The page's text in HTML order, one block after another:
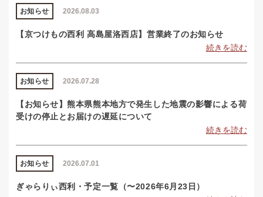
2026.08.03
お知らせ
【京つけもの西利 高島屋洛西店】営業終了のお知らせ
続きを読む
2026.07.28
お知らせ
【お知らせ】熊本県熊本地方で発生した地震の影響による荷
受けの停止とお届けの遅延について
続きを読む
2026.07.01
お知らせ
ぎゃらりぃ西利・予定一覧（〜2026年6月23日）